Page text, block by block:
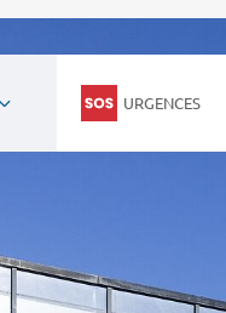
URGENCES